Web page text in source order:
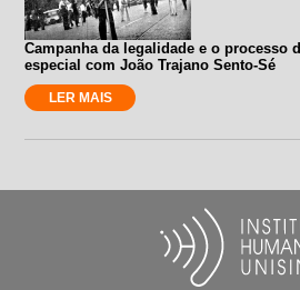
Campanha da legalidade e o processo
especial com João Trajano Sento-Sé
LER MAIS